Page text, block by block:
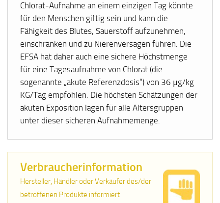
Chlorat-Aufnahme an einem einzigen Tag könnte
für den Menschen giftig sein und kann die
Fähigkeit des Blutes, Sauerstoff aufzunehmen,
einschränken und zu Nierenversagen führen. Die
EFSA hat daher auch eine sichere Höchstmenge
für eine Tagesaufnahme von Chlorat (die
sogenannte „akute Referenzdosis“) von 36 µg/kg
KG/Tag empfohlen. Die höchsten Schätzungen der
akuten Exposition lagen für alle Altersgruppen
unter dieser sicheren Aufnahmemenge.
Verbraucherinformation
Hersteller, Händler oder Verkäufer des/der
betroffenen Produkte informiert